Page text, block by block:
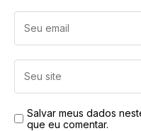
Salvar meus dados
que eu comentar.